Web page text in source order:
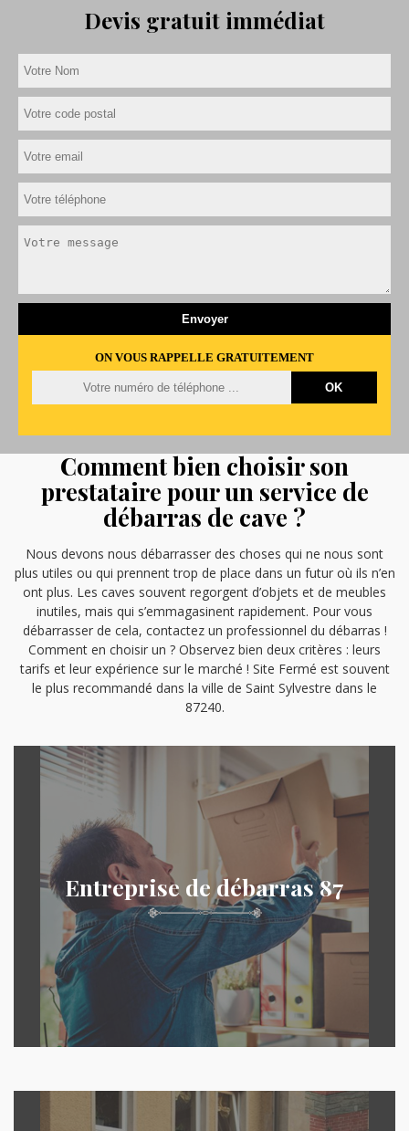
Devis gratuit immédiat
ON VOUS RAPPELLE GRATUITEMENT
Comment bien choisir son
prestataire pour un service de
débarras de cave ?
Nous devons nous débarrasser des choses qui ne nous sont
plus utiles ou qui prennent trop de place dans un futur où ils n’en
ont plus. Les caves souvent regorgent d’objets et de meubles
inutiles, mais qui s’emmagasinent rapidement. Pour vous
débarrasser de cela, contactez un professionnel du débarras !
Comment en choisir un ? Observez bien deux critères : leurs
tarifs et leur expérience sur le marché ! Site Fermé est souvent
le plus recommandé dans la ville de Saint Sylvestre dans le
87240.
Entreprise de débarras 87